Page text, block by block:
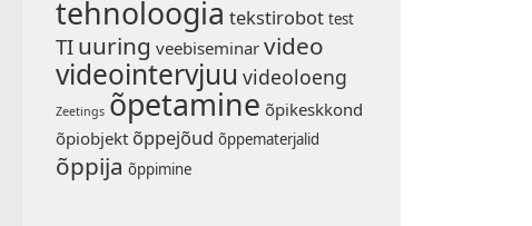
tehnoloogia tekstirobot test
TI uuring veebiseminar video
videointervjuu videoloeng
Zeetings õpetamine õpikeskkond
õpiobjekt õppejõud õppematerjalid
õppija õppimine